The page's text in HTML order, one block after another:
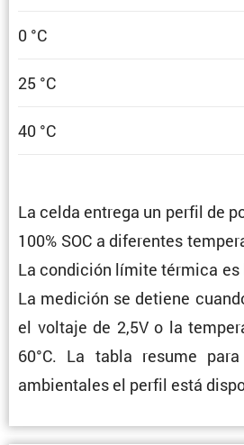
0 °C
25 °C
40 °C
La celda entrega un perfil de
100% SOC a diferentes
La condi­ción límite térmica
La medición se detiene
el voltaje de 2,5V o la
60°C. La tabla resume
ambien­tales el perfil está